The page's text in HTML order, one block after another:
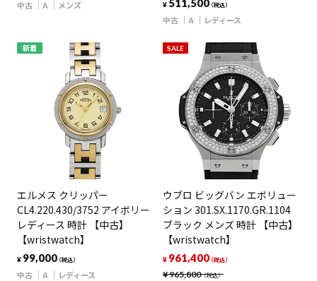
中古 A メンズ ¥ 511,500（税込）
中古 A レディース
新着
エルメス クリッパー
CL4.220.430/3752 アイボリー
レディース 時計 【中古】
【wristwatch】
¥ 99,000（税込）
中古 A レディース
SALE
ウブロ ビッグバン エボリュー
ション 301.SX.1170.GR.1104
ブラック メンズ 時計 【中古】
【wristwatch】
¥965,800（税込）
¥ 961,400（税込）